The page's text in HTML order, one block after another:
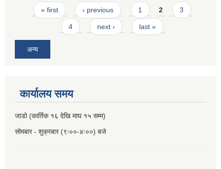
Pages
« first ‹ previous 1 2 3
4 next › last »
अन्य
कार्यालय समय
जाडो (कार्तिक १६ देखि माघ १५ सम्म)
सोमबार - शुक्रबार (९ः००-४ः००) बजे